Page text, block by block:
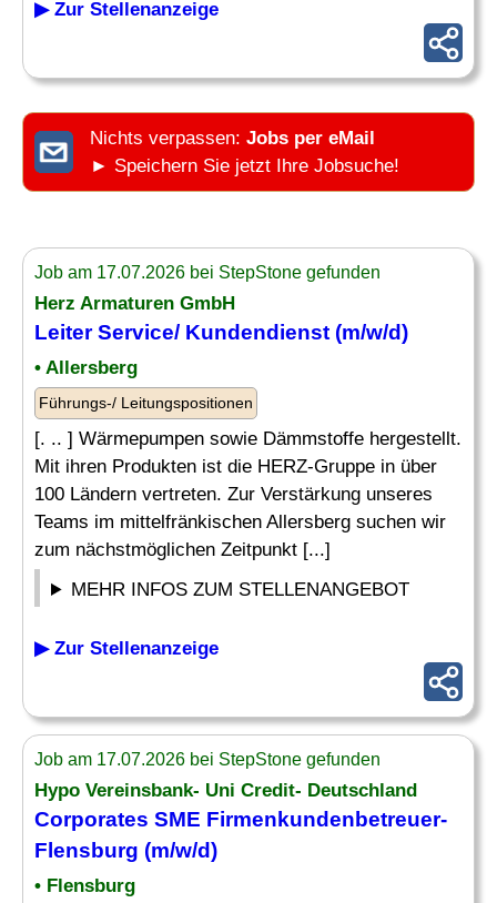
▶ Zur Stellenanzeige
Nichts verpassen: Jobs per eMail
► Speichern Sie jetzt Ihre Jobsuche!
Job am 17.07.2026 bei StepStone gefunden
Herz Armaturen GmbH
LeiterService/ Kundendienst (m/w/d)
• Allersberg
Führungs-/ Leitungspositionen
[. .. ] Wärmepumpen sowie Dämmstoffe hergestellt.
Mit ihren Produkten ist die HERZ-Gruppe in über
100 Ländern vertreten. Zur Verstärkung unseres
Teams im mittelfränkischen Allersberg suchen wir
zum nächstmöglichen Zeitpunkt [...]
MEHR INFOS ZUM STELLENANGEBOT
▶ Zur Stellenanzeige
Job am 17.07.2026 bei StepStone gefunden
Hypo Vereinsbank- Uni Credit- Deutschland
Corporates SME Firmenkundenbetreuer-
Flensburg (m/w/d)
• Flensburg